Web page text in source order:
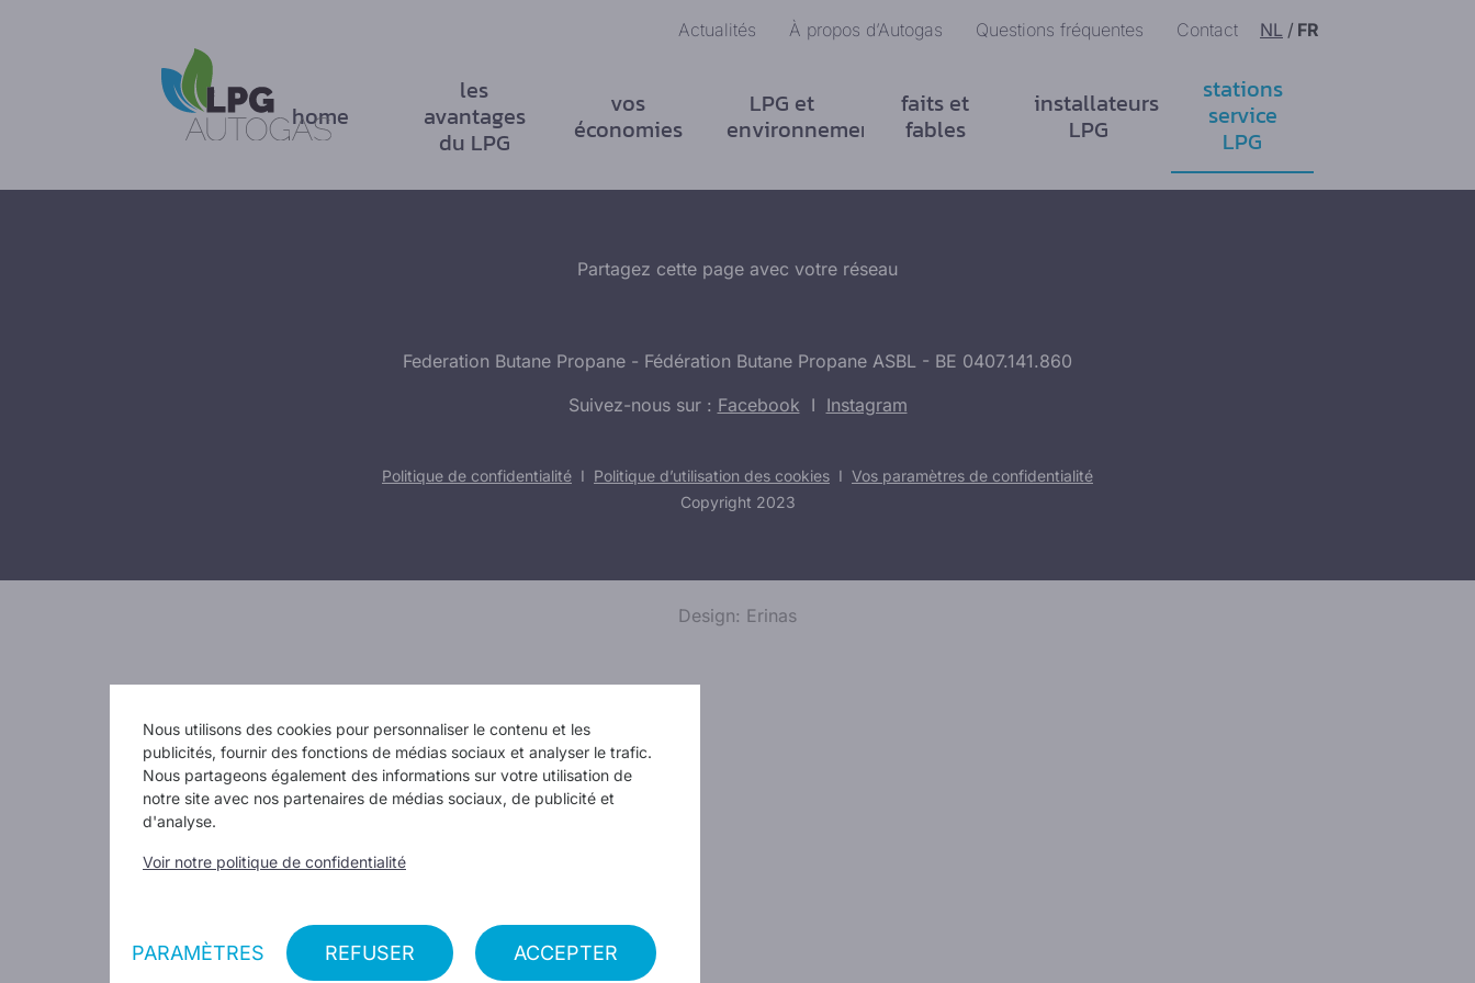
Actualités À propos d’Autogas Questions fréquentes Contact NL / FR
home
les
avantages
du LPG
vos
économies
LPG et
environnement
faits et
fables
installateurs
LPG
stations
service
LPG
Partagez cette page avec votre réseau
Federation Butane Propane - Fédération Butane Propane ASBL - BE 0407.141.860
Suivez-nous sur : Facebook I Instagram
Politique de confidentialité I Politique d’utilisation des cookies I Vos paramètres de confidentialité
Copyright 2023
Design: Erinas
Nous utilisons des cookies pour personnaliser le contenu et les
publicités, fournir des fonctions de médias sociaux et analyser le trafic.
Nous partageons également des informations sur votre utilisation de
notre site avec nos partenaires de médias sociaux, de publicité et
d'analyse.
Voir notre politique de confidentialité
PARAMÈTRES REFUSER ACCEPTER